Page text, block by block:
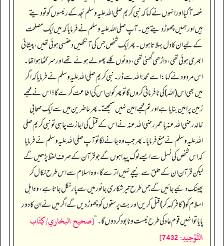
غصہ آ گیا اور انہوں نے کہا کہ نبی کریم صلی اللہ علیہ وسلم نجد کے رئیسوں کو تو دیتے
ہیں اور ہمیں چھوڑ دیتے ہیں۔ آپ صلی اللہ علیہ وسلم نے فرمایا کہ میں ایک مصلحت
کے لیے ان کا دل بہلاتا ہوں۔ پھر ایک شخص جس کی آنکھیں دھنسی ہوئی تھیں، پیشانی
ابھری ہوئی تھی، داڑھی گھنی تھی، دونوں کلے پھولے ہوئے تھے اور سر گٹھا ہوا تھا۔
اس مردود نے کہا: اے محمد! اللہ سے ڈر۔ نبی کریم صلی اللہ علیہ وسلم نے فرمایا کہ اگر
میں بھی اس (اللہ) کی نافرمانی کروں گا تو پھر کون اس کی اطاعت کرے گا؟ اس نے مجھے
زمین پر امین بنایا ہے اور تم مجھے امین نہیں سمجھتے۔ پھر حاضرین میں سے ایک صحابی
خالد رضی اللہ عنہ یا عمر رضی اللہ عنہ نے اس کے قتل کی اجازت چاہی تو نبی کریم صلی
اللہ علیہ وسلم نے منع فرمایا۔ پھر جب وہ جانے لگا تو آپ صلی اللہ علیہ وسلم نے فرمایا
کہ اس شخص کی نسل سے ایسے لوگ پیدا ہوں گے جو قرآن کے صرف لفظ پڑھیں گے
لیکن قرآن ان کے حلق سے نیچے نہیں اترے گا، وہ اسلام سے اس طرح نکال کر
پھینک دئیے جائیں گے جس طرح تیر شکاری جانور میں سے پار نکل جاتا ہے، وہ اہل
اسلام کو (کافر کہہ کر) قتل کریں اور بت پرستوں کو چھوڑ دیں گے اگر میں نے ان کا دور
پایا تو انہیں قوم عاد کی طرح نیست و نابود کر دوں گا۔“[صحيح البخاري/كِتَاب
التَّوْحِيدِ: 7432]